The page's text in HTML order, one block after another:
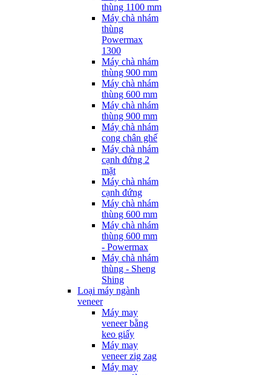
thùng 1100 mm
Máy chà nhám
thùng
Powermax
1300
Máy chà nhám
thùng 900 mm
Máy chà nhám
thùng 600 mm
Máy chà nhám
thùng 900 mm
Máy chà nhám
cong chân ghế
Máy chà nhám
cạnh đứng 2
mặt
Máy chà nhám
cạnh đứng
Máy chà nhám
thùng 600 mm
Máy chà nhám
thùng 600 mm
- Powermax
Máy chà nhám
thùng - Sheng
Shing
Loại máy ngành
veneer
Máy may
veneer bằng
keo giấy
Máy may
veneer zig zag
Máy may